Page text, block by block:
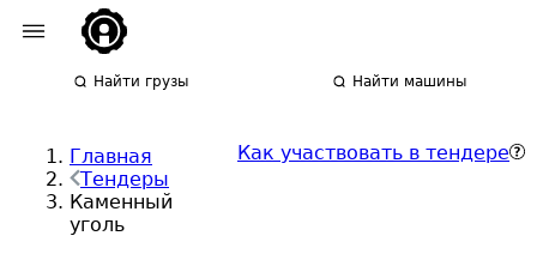
Найти грузы Найти машины
Главная
Тендеры
Каменный
уголь
Как участвовать в тендере